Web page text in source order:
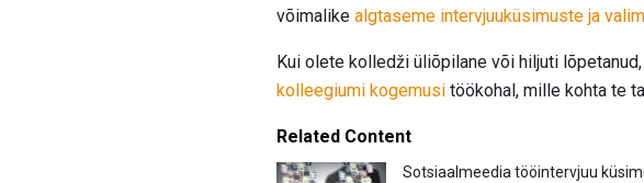
võimalike algtaseme intervjuuküsimuste ja
Kui olete kolledži üliõpilane või hiljuti
kolleegiumi kogemusi töökohal, mille kohta te
Related Content
Sotsiaalmeedia tööintervjuu